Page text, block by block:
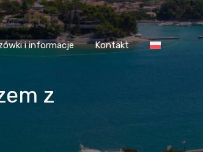
i informacje Kontakt
i informacje Kontakt
z